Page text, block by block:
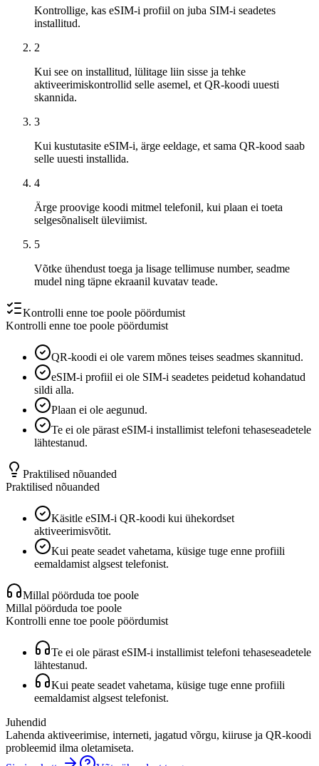
Kontrollige, kas eSIM-i profiil on juba SIM-i seadetes
installitud.
2
Kui see on installitud, lülitage liin sisse ja tehke
aktiveerimiskontrollid selle asemel, et QR-koodi uuesti
skannida.
3
Kui kustutasite eSIM-i, ärge eeldage, et sama QR-kood saab
selle uuesti installida.
4
Ärge proovige koodi mitmel telefonil, kui plaan ei toeta
selgesõnaliselt üleviimist.
5
Võtke ühendust toega ja lisage tellimuse number, seadme
mudel ning täpne ekraanil kuvatav teade.
Kontrolli enne toe poole pöördumist
Kontrolli enne toe poole pöördumist
QR-koodi ei ole varem mõnes teises seadmes skannitud.
eSIM-i profiil ei ole SIM-i seadetes peidetud kohandatud
sildi alla.
Plaan ei ole aegunud.
Te ei ole pärast eSIM-i installimist telefoni tehaseseadetele
lähtestanud.
Praktilised nõuanded
Praktilised nõuanded
Käsitle eSIM-i QR-koodi kui ühekordset
aktiveerimisvõtit.
Kui peate seadet vahetama, küsige tuge enne profiili
eemaldamist algsest telefonist.
Millal pöörduda toe poole
Millal pöörduda toe poole
Kontrolli enne toe poole pöördumist
Te ei ole pärast eSIM-i installimist telefoni tehaseseadetele
lähtestanud.
Kui peate seadet vahetama, küsige tuge enne profiili
eemaldamist algsest telefonist.
Juhendid
Lahenda aktiveerimise, interneti, jagatud võrgu, kiiruse ja QR-koodi
probleemid ilma oletamiseta.